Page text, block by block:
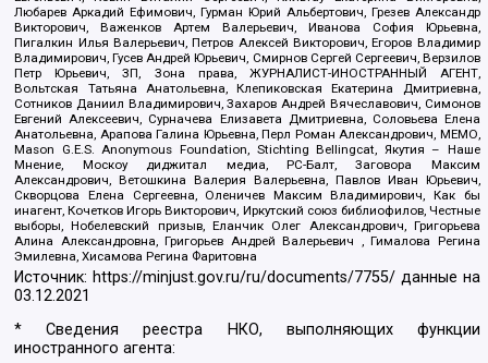
Любарев Аркадий Ефимович, Гурман Юрий Альбертович, Грезев Александр
Викторович, Важенков Артем Валерьевич, Иванова София Юрьевна,
Пигалкин Илья Валерьевич, Петров Алексей Викторович, Егоров Владимир
Владимирович, Гусев Андрей Юрьевич, Смирнов Сергей Сергеевич, Верзилов
Петр Юрьевич, ЗП, Зона права, ЖУРНАЛИСТ-ИНОСТРАННЫЙ АГЕНТ,
Вольтская Татьяна Анатольевна, Клепиковская Екатерина Дмитриевна,
Сотников Даниил Владимирович, Захаров Андрей Вячеславович, Симонов
Евгений Алексеевич, Сурначева Елизавета Дмитриевна, Соловьева Елена
Анатольевна, Арапова Галина Юрьевна, Перл Роман Александрович, МЕМО,
Mason G.E.S. Anonymous Foundation, Stichting Bellingcat, Якутия – Наше
Мнение, Москоу диджитал медиа, РС-Балт, Заговора Максим
Александрович, Ветошкина Валерия Валерьевна, Павлов Иван Юрьевич,
Скворцова Елена Сергеевна, Оленичев Максим Владимирович, Как бы
инагент, Кочетков Игорь Викторович, Иркутский союз библиофилов, Честные
выборы, Нобелевский призыв, Еланчик Олег Александрович, Григорьева
Алина Александровна, Григорьев Андрей Валерьевич , Гималова Регина
Эмилевна, Хисамова Регина Фаритовна
Источник: https://minjust.gov.ru/ru/documents/7755/ данные на
03.12.2021
* Сведения реестра НКО, выполняющих функции
иностранного агента: